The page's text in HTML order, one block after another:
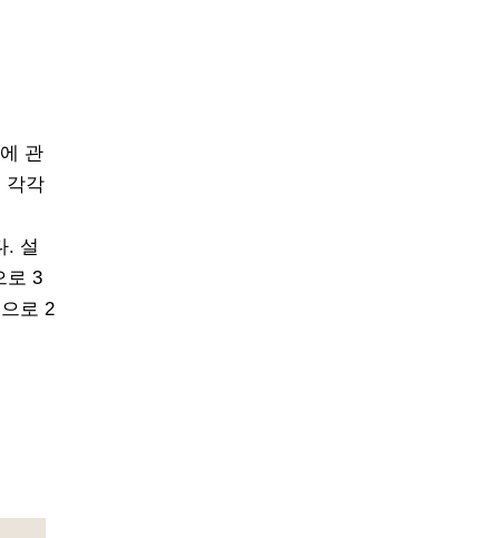
관
각각
. 설
로 3
로 2